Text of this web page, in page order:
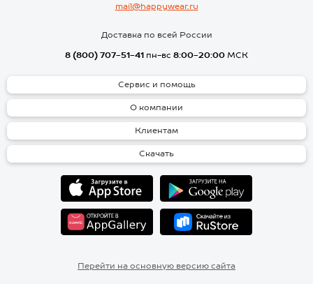
mail@happywear.ru
Доставка по всей России
8 (800) 707-51-41 пн-вс 8:00-20:00 МСК
Сервис и помощь
О компании
Клиентам
Скачать
Перейти на основную версию сайта